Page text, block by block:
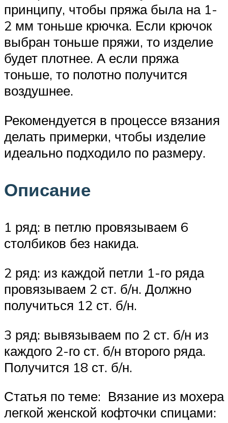
принципу, чтобы пряжа была на 1-
2 мм тоньше крючка. Если крючок
выбран тоньше пряжи, то изделие
будет плотнее. А если пряжа
тоньше, то полотно получится
воздушнее.
Рекомендуется в процессе вязания
делать примерки, чтобы изделие
идеально подходило по размеру.
Описание
1 ряд: в петлю провязываем 6
столбиков без накида.
2 ряд: из каждой петли 1-го ряда
провязываем 2 ст. б/н. Должно
получиться 12 ст. б/н.
3 ряд: вывязываем по 2 ст. б/н из
каждого 2-го ст. б/н второго ряда.
Получится 18 ст. б/н.
Статья по теме: Вязание из мохера
легкой женской кофточки спицами: